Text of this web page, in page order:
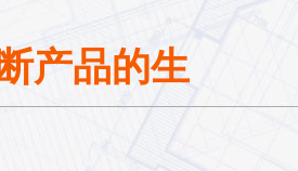
产品的生